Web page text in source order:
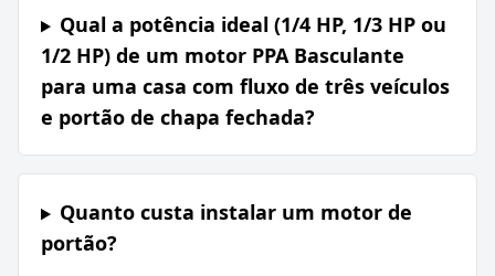
Qual a potência ideal (1/4 HP, 1/3 HP ou
1/2 HP) de um motor PPA Basculante
para uma casa com fluxo de três veículos
e portão de chapa fechada?
Quanto custa instalar um motor de
portão?